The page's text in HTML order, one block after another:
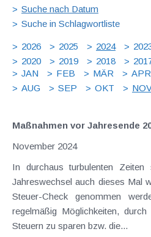
Suche nach Datum
Suche in Schlagwortliste
2026 2025 2024
2020
2019 2018
JAN
FEB MÄR APR
AUG
SEP OKT
Maßnahmen vor Jahresende
November 2024
In durchaus turbulenten
Jahreswechsel auch dieses Mal
Steuer-Check genommen
regelmäßig Möglichkeiten,
Steuern zu sparen bzw. die...